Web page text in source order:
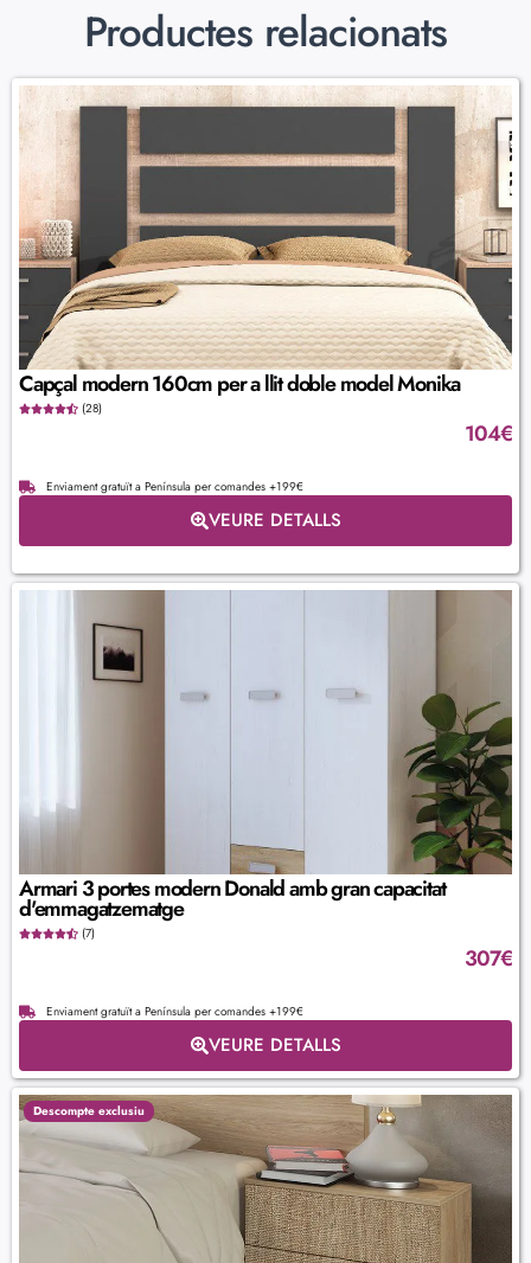
Productes relacionats
Capçal modern 160cm per a llit doble model Monika
(28)
104€
Enviament gratuït a Península per comandes +199€
VEURE DETALLS
Armari 3 portes modern Donald amb gran capacitat
d'emmagatzematge
(7)
307€
Enviament gratuït a Península per comandes +199€
VEURE DETALLS
Descompte exclusiu